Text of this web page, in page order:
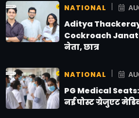
NATIONAL
Aditya
Cockroach
नेता, छात्र
NATIONAL
PG Medical
नई पोस्ट ग्रेजुएट